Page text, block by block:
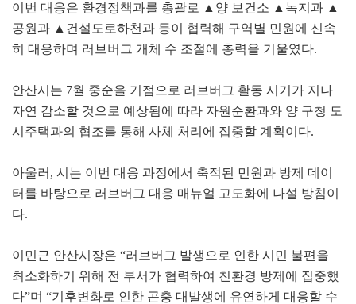
이번 대응은 환경정책과를 총괄로 ▲양 보건소 ▲녹지과 ▲
공원과 ▲건설도로하천과 등이 협력해 구역별 민원에 신속
히 대응하며 러브버그 개체 수 조절에 총력을 기울였다.
안산시는 7월 중순을 기점으로 러브버그 활동 시기가 지나
자연 감소할 것으로 예상됨에 따라 자원순환과와 양 구청 도
시주택과의 협조를 통해 사체 처리에 집중할 계획이다.
아울러, 시는 이번 대응 과정에서 축적된 민원과 방제 데이
터를 바탕으로 러브버그 대응 매뉴얼 고도화에 나설 방침이
다.
이민근 안산시장은 “러브버그 발생으로 인한 시민 불편을
최소화하기 위해 전 부서가 협력하여 친환경 방제에 집중했
다”며 “기후변화로 인한 곤충 대발생에 유연하게 대응할 수